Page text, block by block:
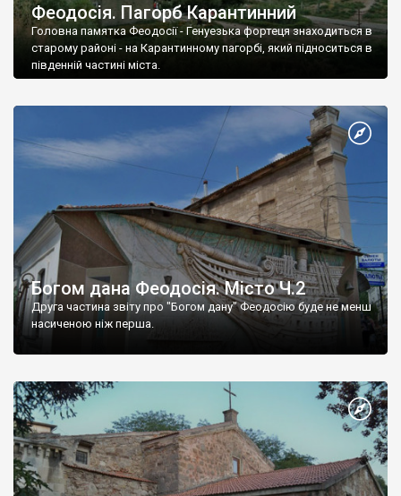
Феодосія. Пагорб Карантинний
Головна памятка Феодосії - Генуезька фортеця знаходиться в
старому районі - на Карантинному пагорбі, який підноситься в
південній частині міста.
Богом дана Феодосія. Місто Ч.2
Друга частина звіту про "Богом дану" Феодосію буде не менш
насиченою ніж перша.